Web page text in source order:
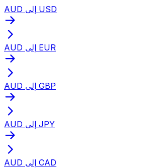
AUD إلى USD
AUD إلى EUR
AUD إلى GBP
AUD إلى JPY
AUD إلى CAD